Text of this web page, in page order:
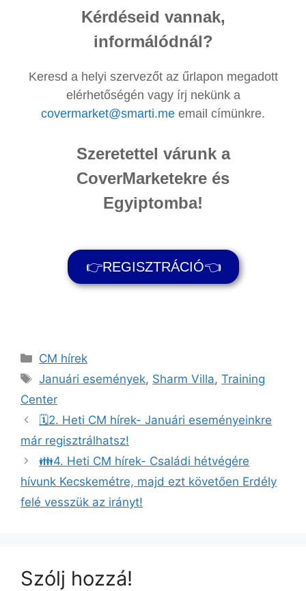
Kérdéseid vannak,
informálódnál?
Keresd a helyi szervezőt az űrlapon megadott
elérhetőségén vagy írj nekünk a
covermarket@smarti.me email címünkre.
Szeretettel várunk a
CoverMarketekre és
Egyiptomba!
👉REGISZTRÁCIÓ👈
CM hírek
Januári események, Sharm Villa,Training
Center
🗓️2. Heti CM hírek- Januári eseményeinkre
már regisztrálhatsz!
👪4. Heti CM hírek- Családi hétvégére
hívunk Kecskemétre, majd ezt követően Erdély
felé vesszük az irányt!
Szólj hozzá!